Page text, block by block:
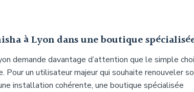
à Lyon dans une boutique
demande davantage d’attention que le simple
Pour un utilisateur majeur qui souhaite renouveler
installation cohérente, une boutique spécialisée